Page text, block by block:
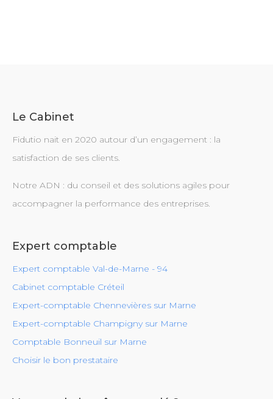
Le Cabinet
Fidutio nait en 2020 autour d’un engagement : la
satisfaction de ses clients.
Notre ADN : du conseil et des solutions agiles pour
accompagner la performance des entreprises.
Expert comptable
Expert comptable Val-de-Marne - 94
Cabinet comptable Créteil
Expert-comptable Chennevières sur Marne
Expert-comptable Champigny sur Marne
Comptable Bonneuil sur Marne
Choisir le bon prestataire